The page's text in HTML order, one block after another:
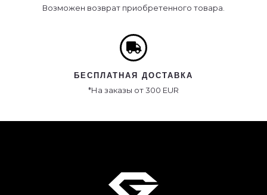
Возможен возврат приобретенного товара.
БЕСПЛАТНАЯ ДОСТАВКА
*На заказы от 300 EUR